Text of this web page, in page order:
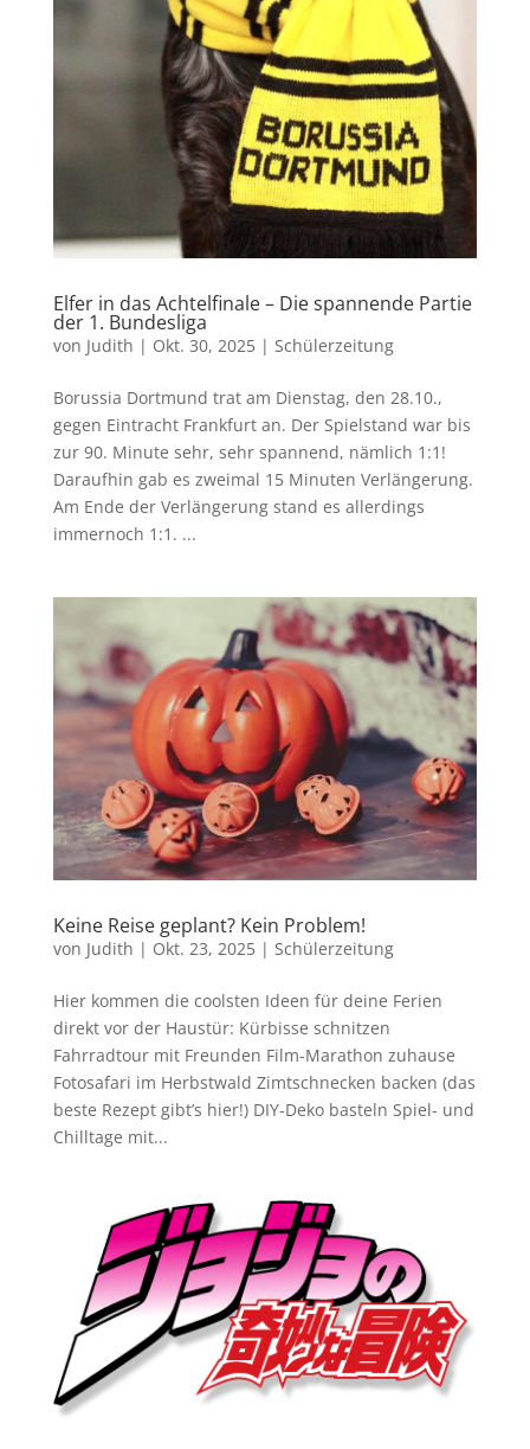
Elfer in das Achtelfinale – Die spannende Partie
der 1. Bundesliga
von Judith | Okt. 30, 2025| Schülerzeitung
Borussia Dortmund trat am Dienstag, den 28.10.,
gegen Eintracht Frankfurt an. Der Spielstand war bis
zur 90. Minute sehr, sehr spannend, nämlich 1:1!
Daraufhin gab es zweimal 15 Minuten Verlängerung.
Am Ende der Verlängerung stand es allerdings
immernoch 1:1. ...
Keine Reise geplant? Kein Problem!
von Judith | Okt. 23, 2025| Schülerzeitung
Hier kommen die coolsten Ideen für deine Ferien
direkt vor der Haustür: Kürbisse schnitzen
Fahrradtour mit Freunden Film-Marathon zuhause
Fotosafari im Herbstwald Zimtschnecken backen (das
beste Rezept gibt’s hier!) DIY-Deko basteln Spiel- und
Chilltage mit...